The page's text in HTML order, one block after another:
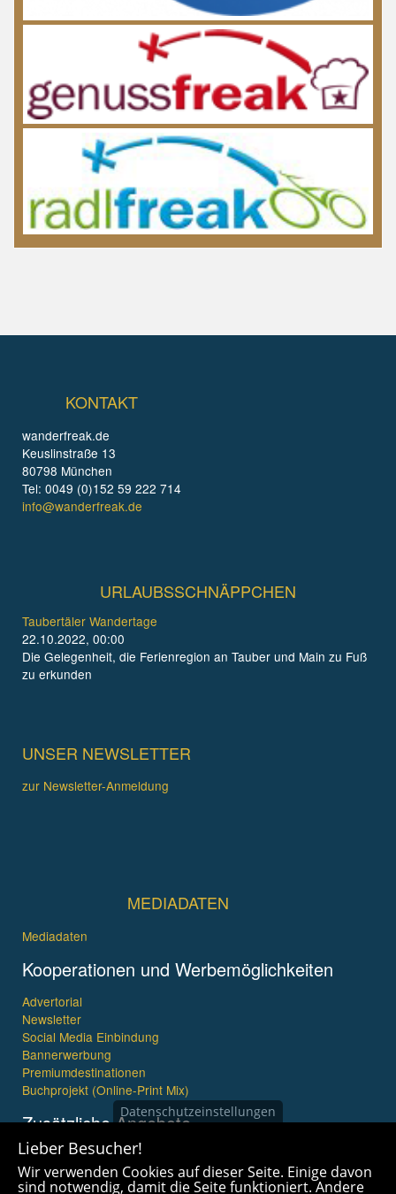
KONTAKT
wanderfreak.de
Keuslinstraße 13
80798 München
Tel: 0049 (0)152 59 222 714
info@wanderfreak.de
URLAUBSSCHNÄPPCHEN
Taubertäler Wandertage
22.10.2022, 00:00
Die Gelegenheit, die Ferienregion an Tauber und Main zu Fuß
zu erkunden
UNSER NEWSLETTER
zur Newsletter-Anmeldung
MEDIADATEN
Mediadaten
Kooperationen und Werbemöglichkeiten
Advertorial
Newsletter
Social Media Einbindung
Bannerwerbung
Premiumdestinationen
Buchprojekt (Online-Print Mix)
Zusätzliche Angebote
Imagefilme und mehr
360° x 360° Fotografie
Datenschutzeinstellungen
Lieber Besucher!
Wir verwenden Cookies auf dieser Seite. Einige davon
sind notwendig, damit die Seite funktioniert. Andere